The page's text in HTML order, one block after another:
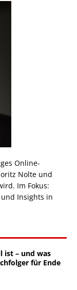
Online-
Nolte und
Im Fokus:
Insights in
ist – und was
für Ende